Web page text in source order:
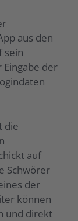
aus den
sein
der
die
auf
Schwörer
der
können
und direkt